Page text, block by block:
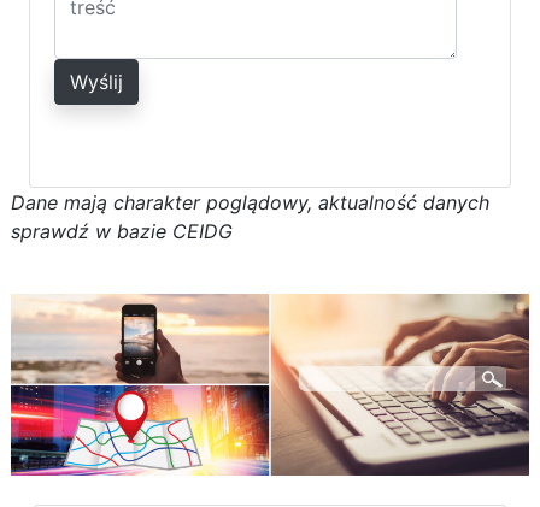
Wyślij
Dane mają charakter poglądowy, aktualność danych
sprawdź w bazie CEIDG